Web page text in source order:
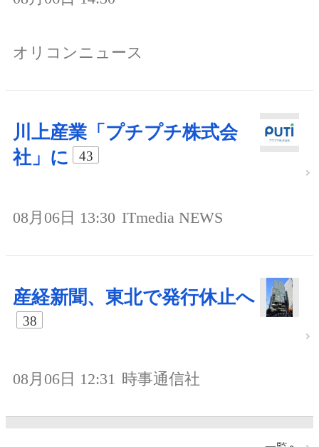
オリコンニュース
川上産業「プチプチ株式会
社」に
43
08月06日 13:30 ITmedia NEWS
産経新聞、東北で発行休止へ
38
08月06日 12:31 時事通信社